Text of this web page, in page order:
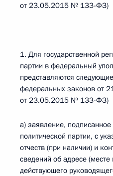
от 23.05.2015 № 133-ФЗ)
1. Для государственной
партии в федеральный
представляются
федеральных законов от
от 23.05.2015 № 133-ФЗ)
а) заявление,
политической партии, с
отчеств (при наличии) и
сведений об адресе
действующего